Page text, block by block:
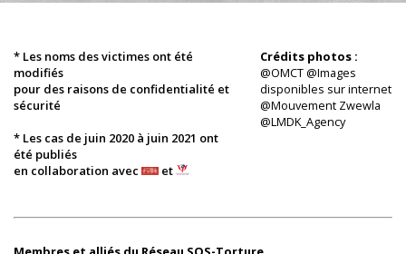
* Les noms des victimes ont été
modifiés
pour des raisons de confidentialité et
sécurité
* Les cas de juin 2020 à juin 2021 ont
été publiés
en collaboration avec
et
Crédits photos :
@OMCT @Images
disponibles sur internet
@Mouvement Zwewla
@LMDK_Agency